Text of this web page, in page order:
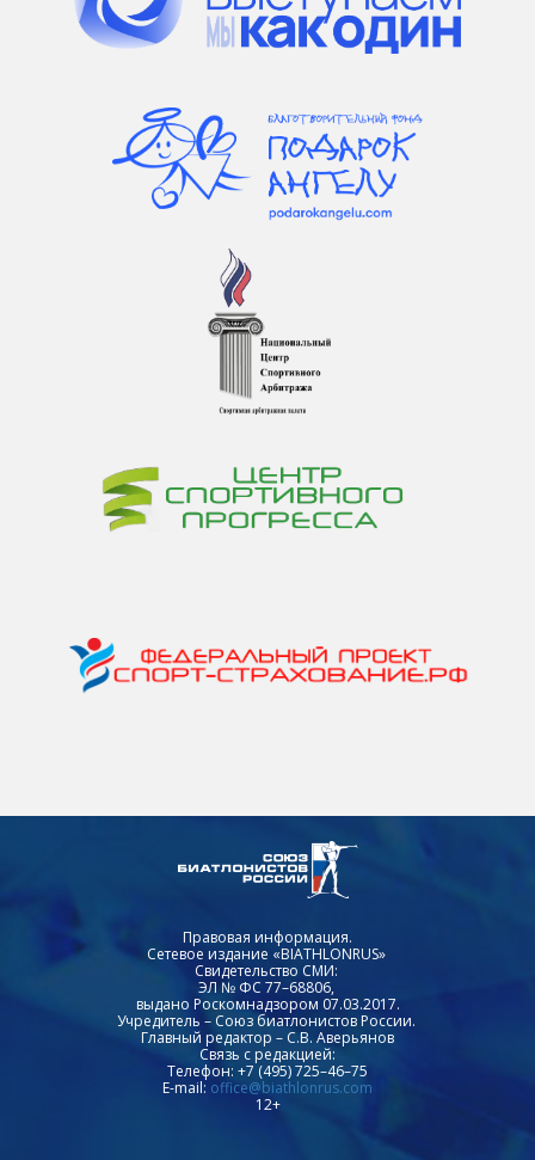
Правовая информация.
Сетевое издание «BIATHLONRUS»
Свидетельство СМИ:
ЭЛ № ФС 77–68806,
выдано Роскомнадзором 07.03.2017.
Учредитель – Союз биатлонистов России.
Главный редактор – С.В. Аверьянов
Связь с редакцией:
Телефон: +7 (495) 725–46–75
E-mail: office@biathlonrus.com
12+